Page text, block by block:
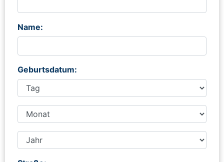
Name:
Geburtsdatum: